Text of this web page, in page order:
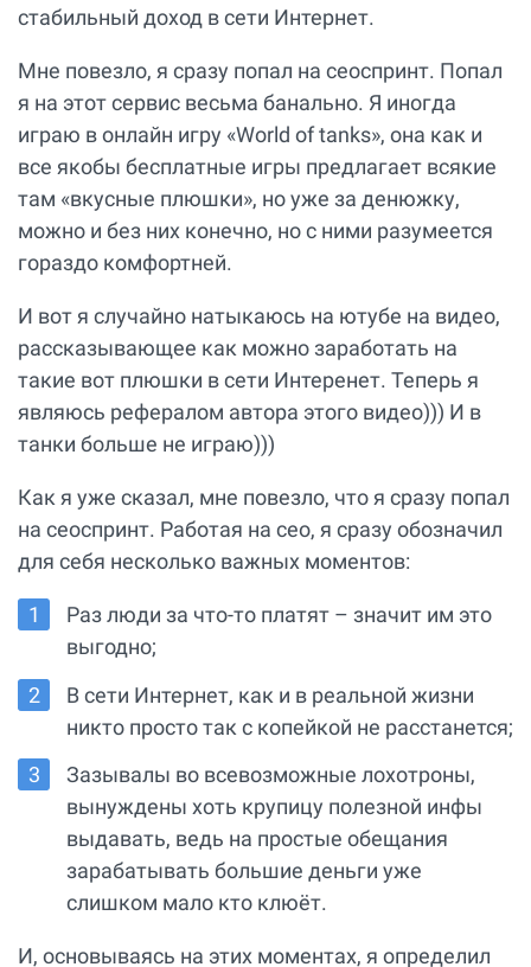
стабильный доход в сети Интернет.
Мне повезло, я сразу попал на сеоспринт. Попал
я на этот сервис весьма банально. Я иногда
играю в онлайн игру «World of tanks», она как и
все якобы бесплатные игры предлагает всякие
там «вкусные плюшки», но уже за денюжку,
можно и без них конечно, но с ними разумеется
гораздо комфортней.
И вот я случайно натыкаюсь на ютубе на видео,
рассказывающее как можно заработать на
такие вот плюшки в сети Интеренет. Теперь я
являюсь рефералом автора этого видео))) И в
танки больше не играю)))
Как я уже сказал, мне повезло, что я сразу попал
на сеоспринт. Работая на сео, я сразу обозначил
для себя несколько важных моментов:
Раз люди за что-то платят – значит им это
выгодно;
В сети Интернет, как и в реальной жизни
никто просто так с копейкой не расстанется;
Зазывалы во всевозможные лохотроны,
вынуждены хоть крупицу полезной инфы
выдавать, ведь на простые обещания
зарабатывать большие деньги уже
слишком мало кто клюёт.
И, основываясь на этих моментах, я определил